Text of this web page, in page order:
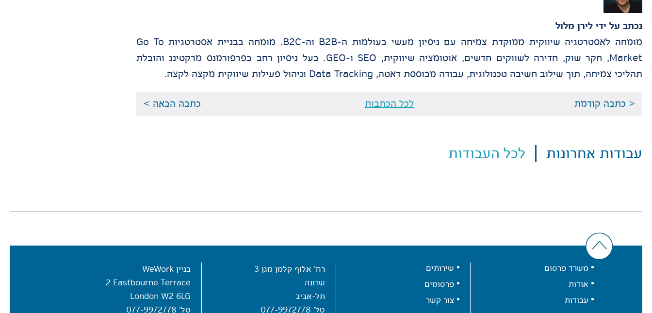
נכתב על ידי לירן מלול
מומחה לאסטרטגיה שיווקית ממוקדת צמיחה עם ניסיון מעשי בעולמות ה-B2B וה-B2C. מומחה בבניית אסטרטגיות Go To
Market, חקר שוק, חדירה לשווקים חדשים, אוטומציה שיווקית, SEO ו-GEO. בעל ניסיון רחב בפרפורמנס מרקטינג והובלת
תהליכי צמיחה, תוך שילוב חשיבה טכנולוגית, עבודה מבוססת דאטה, Data Tracking וניהול פעילות שיווקית מקצה לקצה.
< כתבה קודמת לכל הכתבות כתבה הבאה >
עבודות אחרונות לכל העבודות
משרד פרסום
אודות
עבודות
שירותים
פרסומים
צור קשר
רח' אלוף קלמן מגן 3
שרונה
תל-אביב
טל' 077-9972778
בניין WeWork
2 Eastbourne Terrace
London W2 6LG
טל' 077-9972778